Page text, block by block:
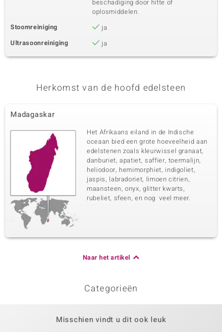
beschadiging door hitte of
oplosmiddelen.
Stoomreiniging
ja
Ultrasoonreiniging
ja
Herkomst van de hoofd edelsteen
Madagaskar
Het Afrikaans eiland in de Indische
oceaan bied een grote hoeveelheid aan
edelstenen zoals kleurwissel granaat,
danburiet, apatiet, saffier, toermalijn,
heliodoor, hemimorphiet, indigoliet,
jaspis, labradoriet, limoen citrien,
maansteen, onyx, glitter kwarts,
rubeliet, sfeen, en nog veel meer.
Naar het artikel
Categorieën
Misschien vindt u dit ook leuk